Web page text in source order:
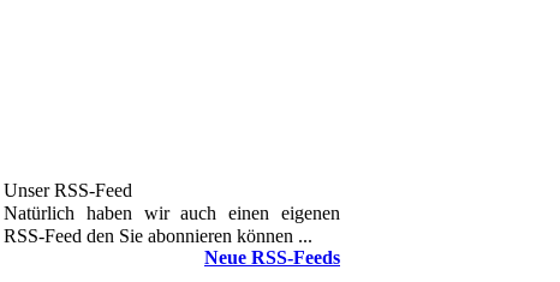
Unser RSS-Feed
Natürlich haben wir auch einen eigenen
RSS-Feed den Sie abonnieren können ...
Neue RSS-Feeds